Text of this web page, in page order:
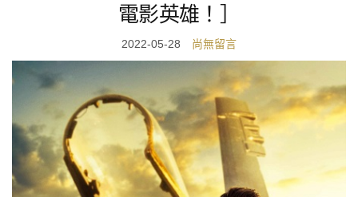
電影英雄！］
2022-05-28 尚無留言